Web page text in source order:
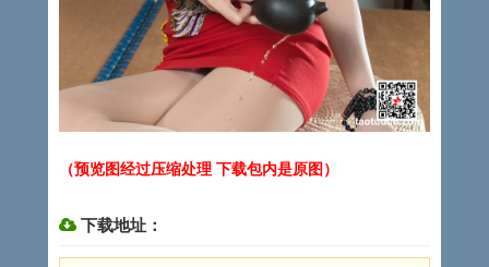
（预览图经过压缩处理 下载包内是原图）
下载地址：